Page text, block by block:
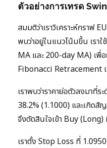
ตัวอย่างการเทรด
สมมติว่าเราวิเคราะห์กราฟ
พบว่าอยู่ในแนวโน้มขึ้น เรา
MA และ 200-day MA) เพื่
Fibonacci Retracement
เราพบว่าราคาย่อตัวลงมาที่
38.2% (1.1000) และเกิด
จึงตัดสินใจเข้า Buy (Long)
เราตั้ง Stop Loss ที่